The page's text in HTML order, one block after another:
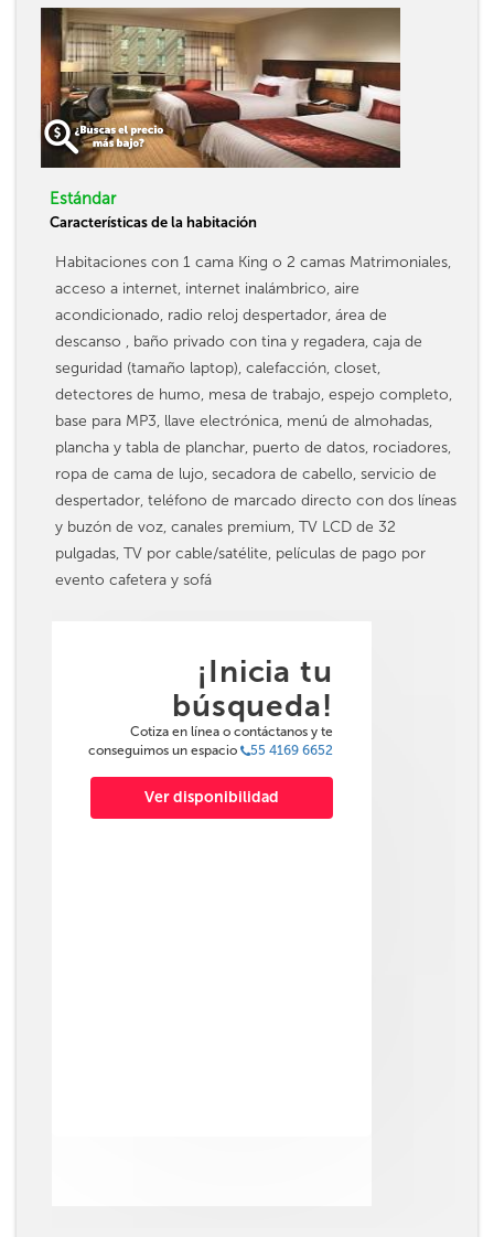
Estándar
Características de la habitación
Habitaciones con 1 cama King o 2 camas Matrimoniales,
acceso a internet, internet inalámbrico, aire
acondicionado, radio reloj despertador, área de
descanso , baño privado con tina y regadera, caja de
seguridad (tamaño laptop), calefacción, closet,
detectores de humo, mesa de trabajo, espejo completo,
base para MP3, llave electrónica, menú de almohadas,
plancha y tabla de planchar, puerto de datos, rociadores,
ropa de cama de lujo, secadora de cabello, servicio de
despertador, teléfono de marcado directo con dos líneas
y buzón de voz, canales premium, TV LCD de 32
pulgadas, TV por cable/satélite, películas de pago por
evento cafetera y sofá
¡Inicia tu
búsqueda!
Cotiza en línea o contáctanos y te
conseguimos un espacio
55 4169 6652
Ver disponibilidad